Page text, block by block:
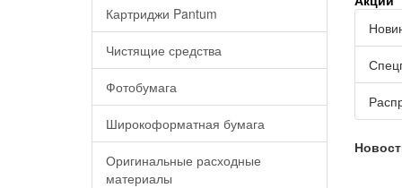
Картриджи Pantum
Чистящие средства
Фотобумага
Широкоформатная бумага
Оригинальные расходные
материалы